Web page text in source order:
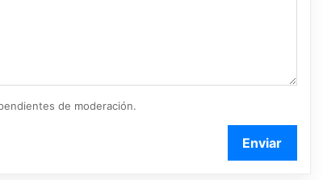
de moderación.
Enviar